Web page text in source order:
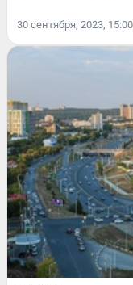
30 сентября, 2023, 15:00